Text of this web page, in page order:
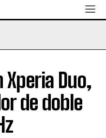
Xperia Duo,
de doble